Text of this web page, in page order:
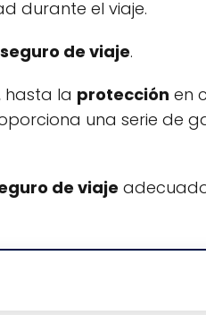
durante el viaje.
seguro de viaje.
hasta la protección en
una serie de
de viaje